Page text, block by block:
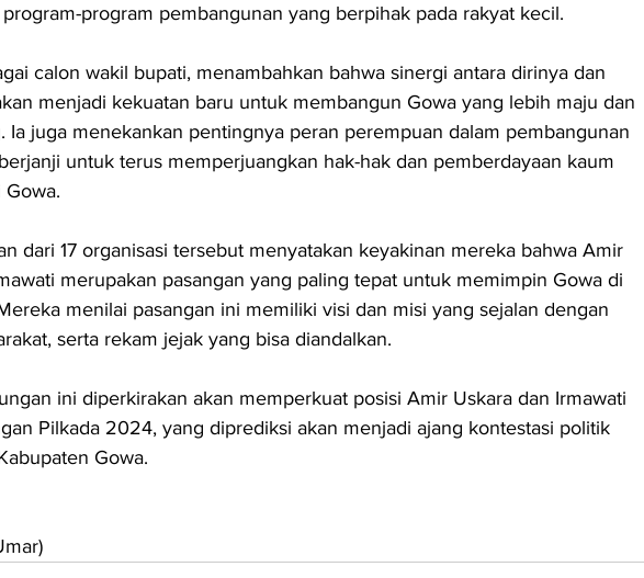
program pembangunan yang berpihak pada rakyat kecil.
calon wakil bupati, menambahkan bahwa sinergi antara dirinya dan
menjadi kekuatan baru untuk membangun Gowa yang lebih maju dan
Ia juga menekankan pentingnya peran perempuan dalam pembangunan
untuk terus memperjuangkan hak-hak dan pemberdayaan kaum
dari 17 organisasi tersebut menyatakan keyakinan mereka bahwa Amir
merupakan pasangan yang paling tepat untuk memimpin Gowa di
menilai pasangan ini memiliki visi dan misi yang sejalan dengan
serta rekam jejak yang bisa diandalkan.
ini diperkirakan akan memperkuat posisi Amir Uskara dan Irmawati
Pilkada 2024, yang diprediksi akan menjadi ajang kontestasi politik
Gowa.